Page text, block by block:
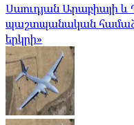
Սաուդյան Արաբիայի
պաշտպանական
երկրի»